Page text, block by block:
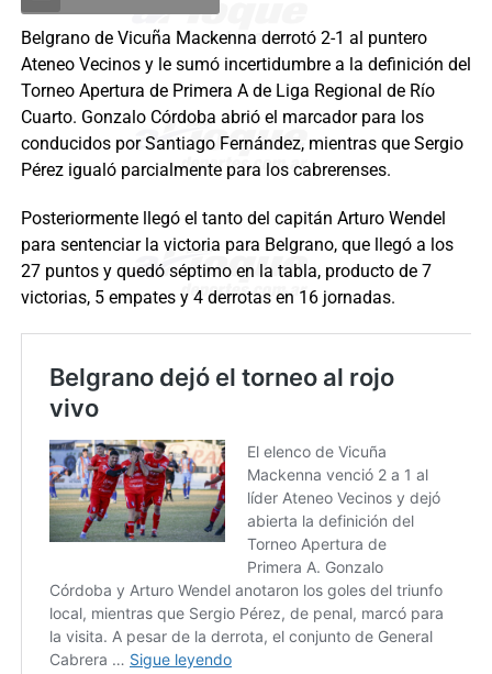
Belgrano de Vicuña Mackenna derrotó 2-1 al puntero
Ateneo Vecinos y le sumó incertidumbre a la definición del
Torneo Apertura de Primera A de Liga Regional de Río
Cuarto. Gonzalo Córdoba abrió el marcador para los
conducidos por Santiago Fernández, mientras que Sergio
Pérez igualó parcialmente para los cabrerenses.
Posteriormente llegó el tanto del capitán Arturo Wendel
para sentenciar la victoria para Belgrano, que llegó a los
27 puntos y quedó séptimo en la tabla, producto de 7
victorias, 5 empates y 4 derrotas en 16 jornadas.